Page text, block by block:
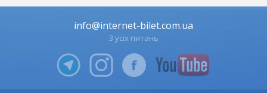
info@internet-bilet.com.ua
З усіх питань